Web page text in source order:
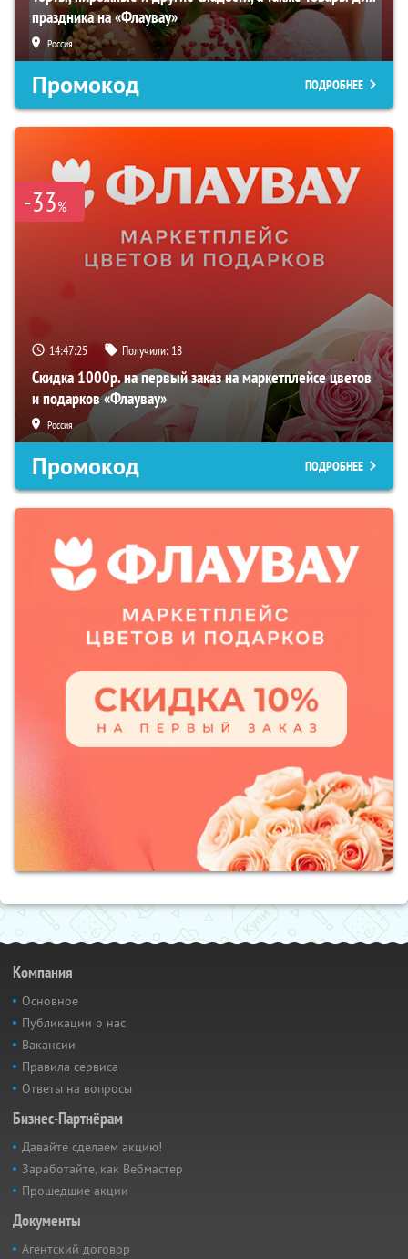
праздника на «Флаувау»
Россия
Промокод ПОДРОБНЕЕ
-33%
14:47:24 Получили: 18
Скидка 1000р. на первый заказ на маркетплейсе цветов
и подарков «Флаувау»
Россия
Промокод ПОДРОБНЕЕ
Компания
Основное
Публикации о нас
Вакансии
Правила сервиса
Ответы на вопросы
Бизнес-Партнёрам
Давайте сделаем акцию!
Заработайте, как Вебмастер
Прошедшие акции
Документы
Агентский договор